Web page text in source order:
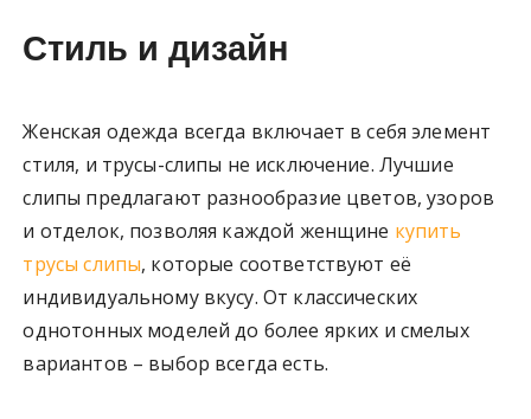
Стиль и дизайн
Женская одежда всегда включает в себя элемент
стиля, и трусы-слипы не исключение. Лучшие
слипы предлагают разнообразие цветов, узоров
и отделок, позволяя каждой женщине купить
трусы слипы, которые соответствуют её
индивидуальному вкусу. От классических
однотонных моделей до более ярких и смелых
вариантов – выбор всегда есть.